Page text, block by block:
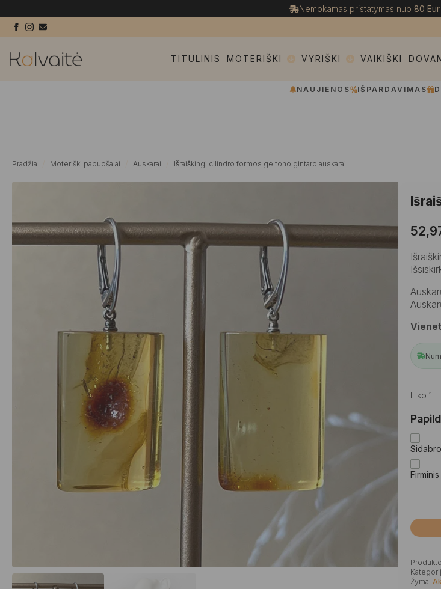
Nemokamas pristatymas nuo 80 Eur
TITULINIS MOTERIŠKI VYRIŠKI VAIKIŠKI
NAUJIENOS IŠPARDAVIMAS
Pradžia Moteriški papuošalai Auskarai Išraiškingi cilindro formos geltono gintaro auskarai
price
was:
price
is:
Liko 1
Žyma: